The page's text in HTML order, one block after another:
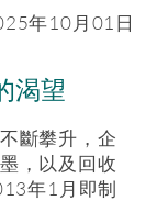
年10月01日
渴望
斷攀升，企
，以及回收
年1 月即制